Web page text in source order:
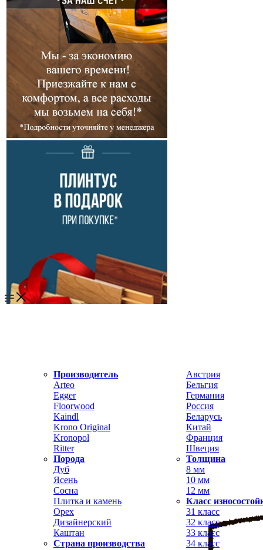
Производитель
Arteo
Egger
Floorwood
Kaindl
Krono Original
Kronopol
Ritter
Порода
Дуб
Ясень
Сосна
Плитка и камень
Орех
Дизайнерский
Каштан
Страна производства
Австрия
Бельгия
Германия
Россия
Беларусь
Китай
Франция
Швеция
Толщина
8 мм
10 мм
12 мм
Класс
31 класс
32 класс
33 класс
34 класс